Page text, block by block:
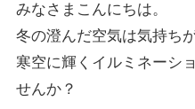
みなさまこんにちは。
冬の澄んだ空気は気持ち
寒空に輝くイルミネーシ
せんか？